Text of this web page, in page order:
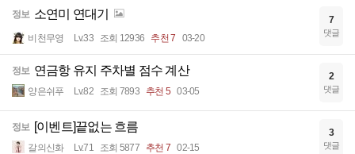
정보 소연미 연대기
비천무영 Lv.33 조회 12936 추천 7 03-20
7
댓글
정보 연금항 유지 주차별 점수 계산
양은쉬푸 Lv.82 조회 7893 추천 5 03-05
2
댓글
정보 [이벤트]끝없는 흐름
갈의신화 Lv.71 조회 5877 추천 7 02-15
3
댓글